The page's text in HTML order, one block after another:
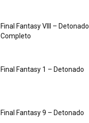
Final Fantasy VIII – Detonado
Completo
Final Fantasy 1 – Detonado
Final Fantasy 9 – Detonado